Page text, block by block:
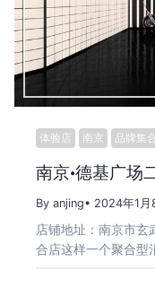
体验店 南京 品牌集
南京·德基广场
By anjing• 2024年1月
店铺地址：南京市
合店这样一个聚合型